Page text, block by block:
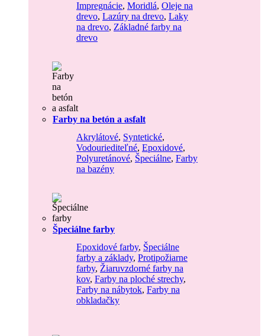
Impregnácie, Moridlá, Oleje na
drevo, Lazúry na drevo, Laky
na drevo, Základné farby na
drevo
Farby na betón a asfalt
Akrylátové, Syntetické,
Vodouriediteľné, Epoxidové,
Polyuretánové, Špeciálne, Farby
na bazény
Špeciálne farby
Epoxidové farby, Špeciálne
farby a základy, Protipožiarne
farby, Žiaruvzdorné farby na
kov, Farby na ploché strechy,
Farby na nábytok, Farby na
obkladačky